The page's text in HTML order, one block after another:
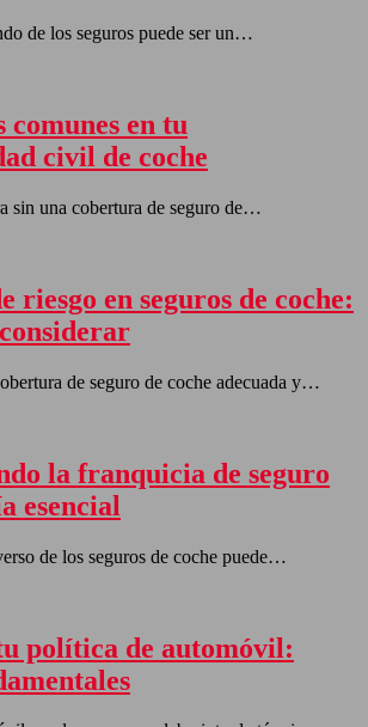
de los seguros puede ser un…
en tu
civil de coche
sin una cobertura de seguro de…
riesgo en seguros de coche:
de seguro de coche adecuada y…
la franquicia de seguro
esencial
de los seguros de coche puede…
política de automóvil: